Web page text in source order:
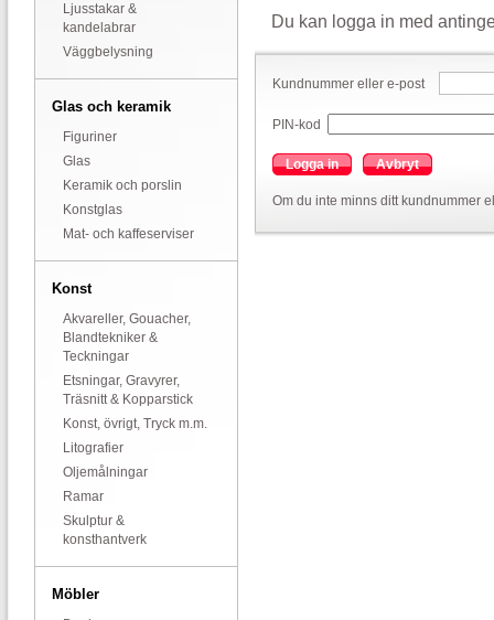
Ljusstakar &
kandelabrar
Väggbelysning
Glas och keramik
Figuriner
Glas
Keramik och porslin
Konstglas
Mat- och kaffeserviser
Konst
Akvareller, Gouacher,
Blandtekniker &
Teckningar
Etsningar, Gravyrer,
Träsnitt & Kopparstick
Konst, övrigt, Tryck m.m.
Litografier
Oljemålningar
Ramar
Skulptur &
konsthantverk
Möbler
Du kan logga in med
Kundnummer eller e-post
PIN-kod
Logga in Avbryt
Om du inte minns ditt kundnummer